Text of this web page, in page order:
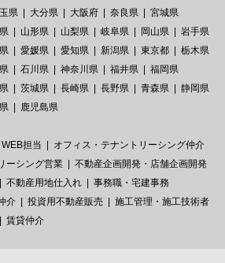
県 大分県 大阪府 奈良県
宮城県
山形県 山梨県 岐阜県 岡山県
岩手県
愛媛県 愛知県 新潟県 東京都
栃木県
石川県 神奈川県 福井県
福岡県
茨城県 長崎県 長野県 青森県
静岡県
鹿児島県
WEB担当
オフィス・テナントリーシング仲介
ーシング営業
不動産企画開発・店舗企画開発
不動産用地仕入れ
事務職・宅建事務
介 投資用不動産販売
施工管理・施工技術者
賃貸仲介